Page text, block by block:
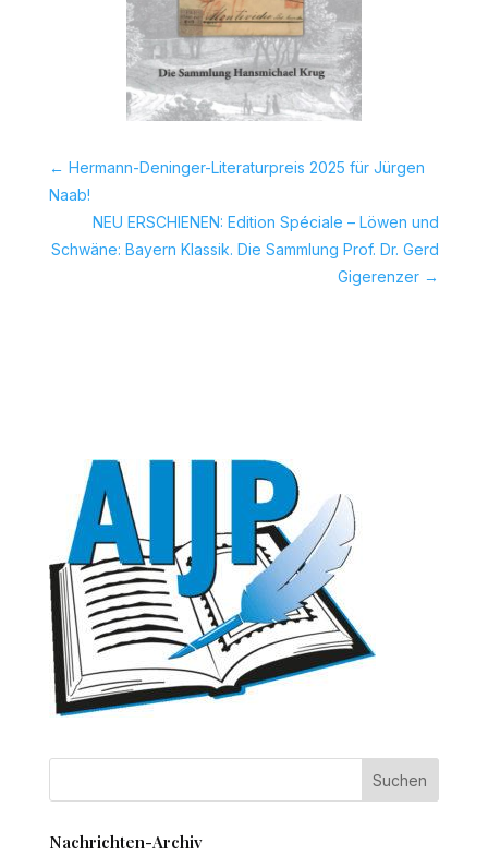
← Hermann-Deninger-Literaturpreis 2025 für Jürgen
Naab!
NEU ERSCHIENEN: Edition Spéciale – Löwen und
Schwäne: Bayern Klassik. Die Sammlung Prof. Dr. Gerd
Gigerenzer →
Nachrichten-Archiv